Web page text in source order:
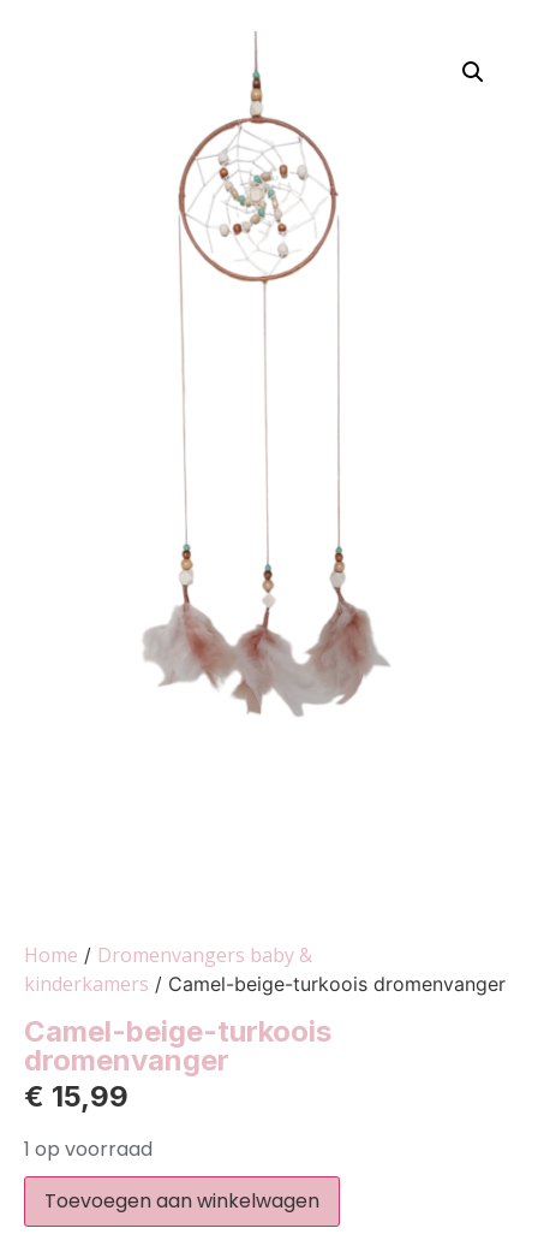
Home / Dromenvangers baby &
kinderkamers / Camel-beige-turkoois dromenvanger
Camel-beige-turkoois
dromenvanger
€ 15,99
1 op voorraad
Toevoegen aan winkelwagen